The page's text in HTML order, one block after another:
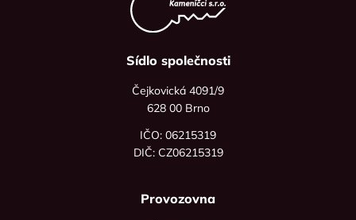
Sídlo společnosti
Čejkovická 4091/9
628 00 Brno
IČO: 06215319
DIČ: CZ06215319
Provozovna